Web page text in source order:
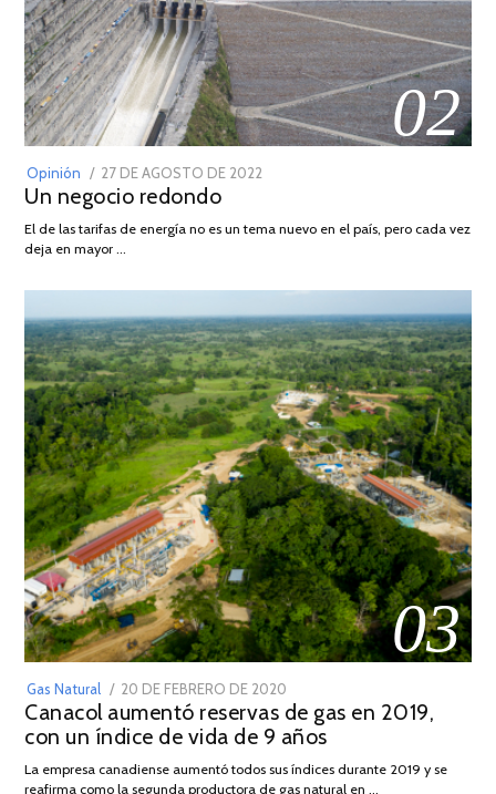
02
Opinión
POSTED
ON
27 DE AGOSTO DE 2022
DE
Un negocio redondo
El de las tarifas de energía no es un tema nuevo en el país, pero cada vez
deja en mayor …
03
Gas Natural
POSTED
ON
20 DE FEBRERO DE 2020
DE
JULIO
2025
Canacol aumentó reservas de gas en 2019,
con un índice de vida de 9 años
La empresa canadiense aumentó todos sus índices durante 2019 y se
reafirma como la segunda productora de gas natural en …